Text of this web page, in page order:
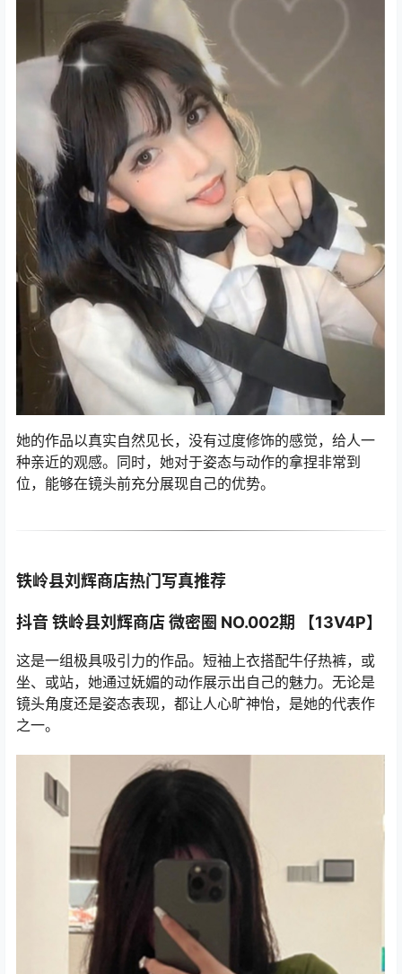
她的作品以真实自然见长，没有过度修饰的感觉，给人一
种亲近的观感。同时，她对于姿态与动作的拿捏非常到
位，能够在镜头前充分展现自己的优势。
铁岭县刘辉商店热门写真推荐
抖音 铁岭县刘辉商店 微密圈 NO.002期 【13V4P】
这是一组极具吸引力的作品。短袖上衣搭配牛仔热裤，或
坐、或站，她通过妩媚的动作展示出自己的魅力。无论是
镜头角度还是姿态表现，都让人心旷神怡，是她的代表作
之一。